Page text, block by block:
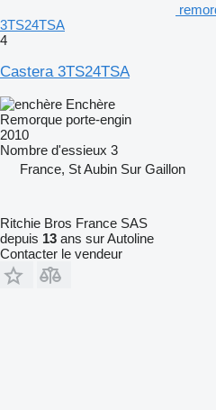
3TS24TSA
4
Castera 3TS24TSA
Enchère
Remorque porte-engin
2010
Nombre d'essieux 3
France, St Aubin Sur Gaillon
Ritchie Bros France SAS
depuis 13 ans sur Autoline
Contacter le vendeur